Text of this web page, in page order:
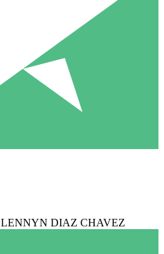
LENNYN DIAZ CHAVEZ